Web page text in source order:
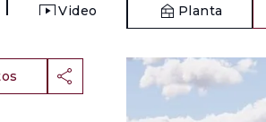
Video Planta